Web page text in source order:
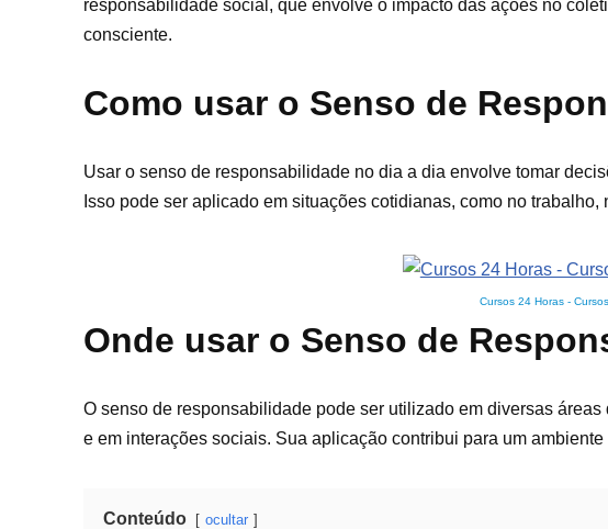
responsabilidade social, que envolve o impacto das ações no
consciente.
Como usar o Senso de
Usar o senso de responsabilidade no dia a dia envolve tomar
Isso pode ser aplicado em situações cotidianas, como no
Cursos 24 Horas -
Onde usar o Senso de
O senso de responsabilidade pode ser utilizado em diversas
e em interações sociais. Sua aplicação contribui para um
Conteúdo ocultar